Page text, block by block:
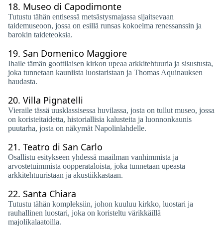
18. Museo di Capodimonte
Tutustu tähän entisessä metsästysmajassa sijaitsevaan
taidemuseoon, jossa on esillä runsas kokoelma renessanssin ja
barokin taideteoksia.
19. San Domenico Maggiore
Ihaile tämän goottilaisen kirkon upeaa arkkitehtuuria ja sisustusta,
joka tunnetaan kauniista luostaristaan ​​ja Thomas Aquinauksen
haudasta.
20. Villa Pignatelli
Vieraile tässä uusklassisessa huvilassa, josta on tullut museo, jossa
on koristeitaidetta, historiallisia kalusteita ja luonnonkaunis
puutarha, josta on näkymät Napolinlahdelle.
21. Teatro di San Carlo
Osallistu esitykseen yhdessä maailman vanhimmista ja
arvostetuimmista oopperataloista, joka tunnetaan upeasta
arkkitehtuuristaan ​​ja akustiikkastaan.
22. Santa Chiara
Tutustu tähän kompleksiin, johon kuuluu kirkko, luostari ja
rauhallinen luostari, joka on koristeltu värikkäillä
majolikalaatoilla.